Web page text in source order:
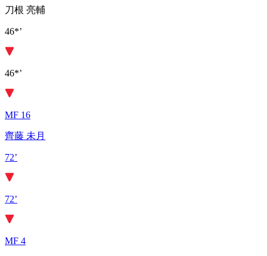
刀根 亮輔
46*’
46*’
MF 16
齊藤 未月
72’
72’
MF 4